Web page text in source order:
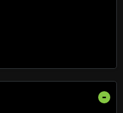
-